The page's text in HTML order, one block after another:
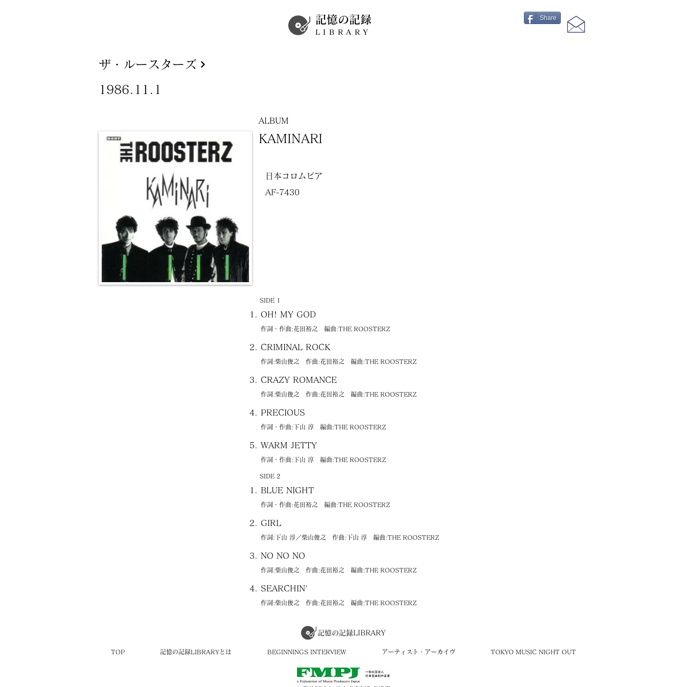
記憶の記録
LIBRARY
Share
ザ・ルースターズ
1986.11.1
ALBUM
KAMINARI
日本コロムビア
AF-7430
SIDE 1
OH! MY GOD
作詞・作曲:花田裕之 編曲:THE ROOSTERZ
CRIMINAL ROCK
作詞:柴山俊之 作曲:花田裕之 編曲:THE ROOSTERZ
CRAZY ROMANCE
作詞:柴山俊之 作曲:花田裕之 編曲:THE ROOSTERZ
PRECIOUS
作詞・作曲:下山 淳 編曲:THE ROOSTERZ
WARM JETTY
作詞・作曲:下山 淳 編曲:THE ROOSTERZ
SIDE 2
BLUE NIGHT
作詞・作曲:花田裕之 編曲:THE ROOSTERZ
GIRL
作詞:下山 淳／柴山俊之 作曲:下山 淳 編曲:THE ROOSTERZ
NO NO NO
作詞:柴山俊之 作曲:花田裕之 編曲:THE ROOSTERZ
SEARCHIN'
作詞:柴山俊之 作曲:花田裕之 編曲:THE ROOSTERZ
記憶の記録LIBRARY
TOP 記憶の記録LIBRARYとは BEGINNINGS INTERVIEW アーティスト・アーカイヴ TOKYO MUSIC NIGHT OUT